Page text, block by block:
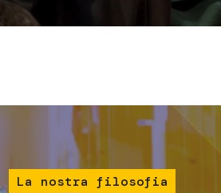
Immagine
La nostra filosofia